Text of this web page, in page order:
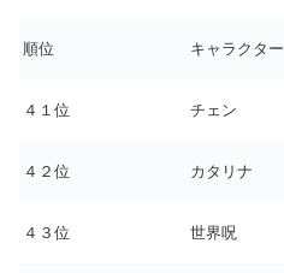
順位 キャラクター
４１位 チェン
４２位 カタリナ
４３位 世界呪